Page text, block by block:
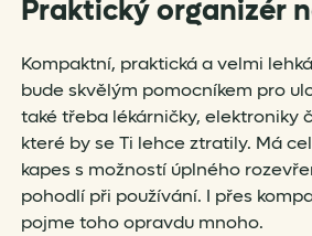
Praktický organizér
Kompaktní, praktická a velmi
bude skvělým pomocníkem pro
také třeba lékárničky, elektroniky
které by se Ti lehce ztratily. Má
kapes s možností úplného
pohodlí při používání. I přes
pojme toho opravdu mnoho.